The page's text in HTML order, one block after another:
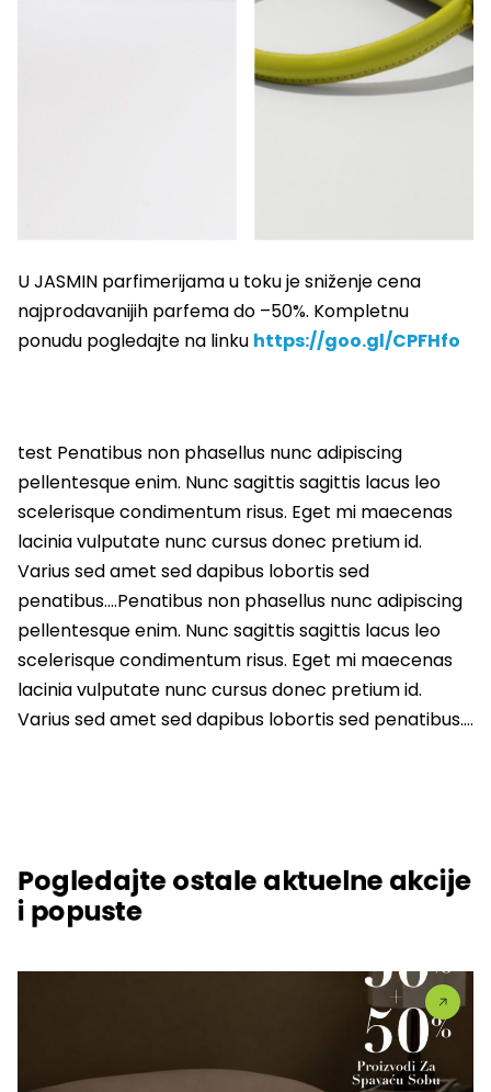
U JASMIN parfimerijama u toku je sniženje cena
najprodavanijih parfema do –50%. Kompletnu
ponudu pogledajte na linku https://goo.gl/CPFHfo
test Penatibus non phasellus nunc adipiscing
pellentesque enim. Nunc sagittis sagittis lacus leo
scelerisque condimentum risus. Eget mi maecenas
lacinia vulputate nunc cursus donec pretium id.
Varius sed amet sed dapibus lobortis sed
penatibus….Penatibus non phasellus nunc adipiscing
pellentesque enim. Nunc sagittis sagittis lacus leo
scelerisque condimentum risus. Eget mi maecenas
lacinia vulputate nunc cursus donec pretium id.
Varius sed amet sed dapibus lobortis sed penatibus….
Pogledajte ostale aktuelne akcije
i popuste